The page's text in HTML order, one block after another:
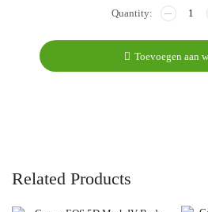
Toevoegen aan
Related Products